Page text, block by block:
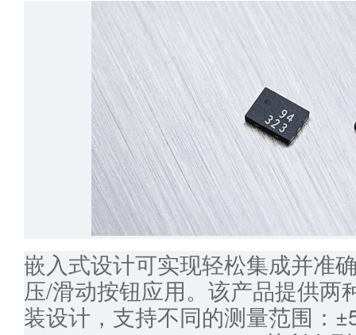
嵌入式设计可实现轻松集成并准
压/滑动按钮应用。该产品提供两
装设计，支持不同的测量范围：